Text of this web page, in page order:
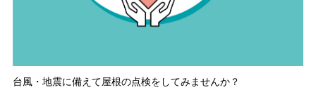
台風・地震に備えて屋根の点検をしてみませんか？